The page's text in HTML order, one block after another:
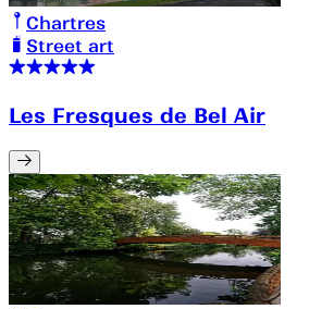
Chartres
Street art
Les Fresques de Bel Air